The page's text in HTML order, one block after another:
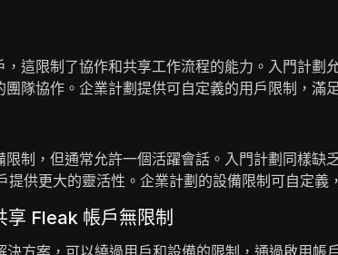
，這限制了協作和共享工作流程的能力。入門計
隊協作。企業計劃提供可自定義的用戶限制，滿
限制，但通常允許一個活躍會話。入門計劃同樣
提供更大的靈活性。企業計劃的設備限制可自定義
Fleak 帳戶無限制
方案，可以繞過用戶和設備的限制，通過啟用